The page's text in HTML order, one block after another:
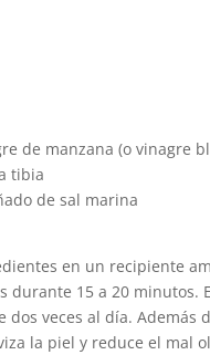
de manzana (o vinagre
tibia
de sal marina
en un recipiente
durante 15 a 20 minutos.
dos veces al día. Además
la piel y reduce el mal